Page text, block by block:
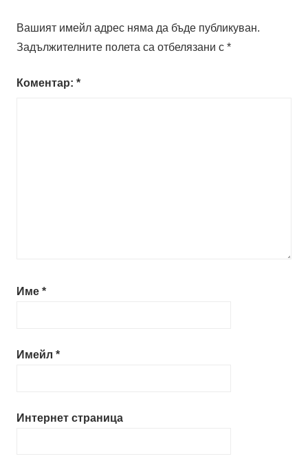
Вашият имейл адрес няма да бъде публикуван.
Задължителните полета са отбелязани с *
Коментар: *
Име *
Имейл *
Интернет страница